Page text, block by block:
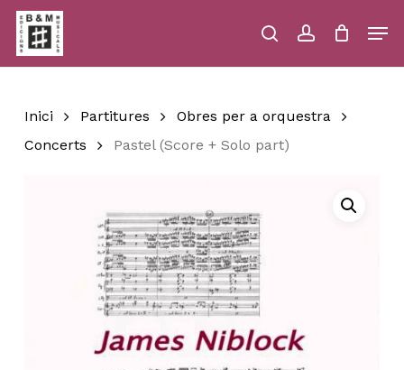
Skip
main
content
searchaccount
Close
Inici Partitures
Obres per a orquestra
Concerts
Pastel (Score + Solo part)
Menu